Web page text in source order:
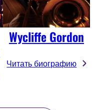
Wycliffe Gordon
Читать биографию